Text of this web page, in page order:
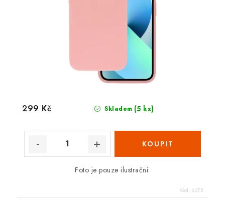
Skladem (5 ks)
299 Kč
Foto je pouze ilustrační.
Kód: 6375